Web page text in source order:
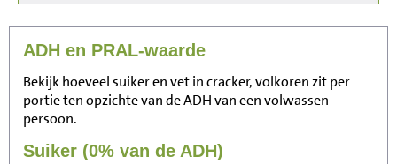
ADH en PRAL-waarde
Bekijk hoeveel suiker en vet in cracker, volkoren zit per
portie ten opzichte van de ADH van een volwassen
persoon.
Suiker (0% van de ADH)